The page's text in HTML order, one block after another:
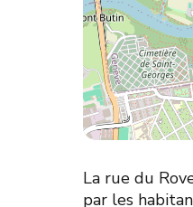
La rue du
par les